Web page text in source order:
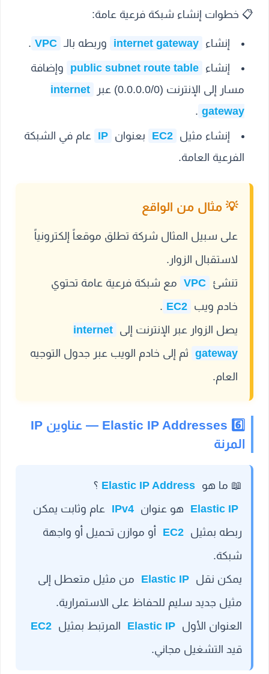
📋 خطوات إنشاء شبكة فرعية عامة:
إنشاء internet gateway وربطه بالـ VPC
.
إنشاء public subnet route table
وإضافة
مسار إلى الإنترنت (0.0.0.0/0) عبر
internet
gateway
.
إنشاء مثيل EC2 بعنوان IP
عام في الشبكة
الفرعية العامة.
على سبيل المثال شركة تطلق موقعاً إلكترونياً
لاستقبال الزوار.
تنشئ VPC مع شبكة فرعية عامة تحتوي
خادم ويب EC2
.
يصل الزوار عبر الإنترنت إلى internet
gateway ثم إلى خادم الويب عبر جدول التوجيه
العام.
6️⃣ Elastic IP Addresses — عناوين IP
المرنة
📖 ما هو Elastic IP Address ؟
Elastic IP
هو عنوان IPv4 عام وثابت يمكن
ربطه بمثيل EC2
أو موازن تحميل أو واجهة
شبكة.
يمكن نقل Elastic IP
من مثيل متعطل إلى
مثيل جديد سليم للحفاظ على الاستمرارية.
العنوان الأول Elastic IP المرتبط بمثيل EC2
قيد التشغيل مجاني.